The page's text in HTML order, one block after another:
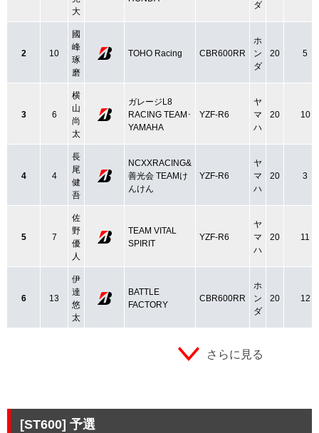
大
ダ
2 10
國
峰
琢
磨
TOHO Racing CBR600RR
ホ
ン
ダ
20 5
3 6
横
山
尚
太
ガレージL8
RACING TEAM･
YAMAHA
YZF-R6
ヤ
マ
ハ
20 10
4 4
長
尾
健
吾
NCXXRACING&
善光会 TEAMけ
んけん
YZF-R6
ヤ
マ
ハ
20 3
5 7
佐
野
優
人
TEAM VITAL
SPIRIT
YZF-R6
ヤ
マ
ハ
20 11
6 13
伊
達
悠
太
BATTLE
FACTORY
CBR600RR
ホ
ン
ダ
20 12
さらに見る
[ST600] 予選